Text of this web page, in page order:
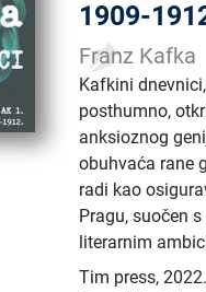
1909-
Franz Kafka
Kafkini
posthumno,
anksioznog
obuhvaća rane
radi kao
Pragu, suočen
literarnim
Tim press,2022.